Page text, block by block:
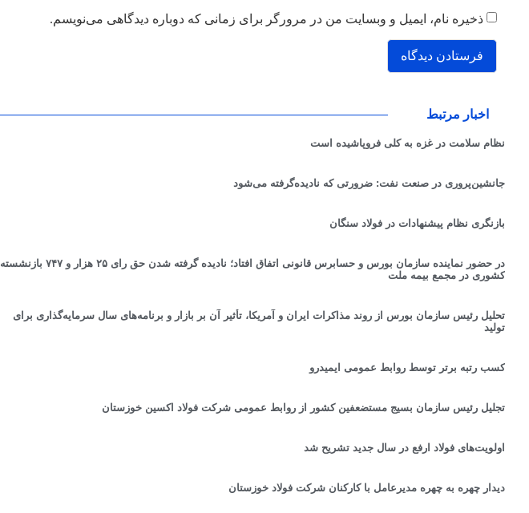
ذخیره نام، ایمیل و وبسایت من در مرورگر برای زمانی که دوباره دیدگاهی می‌نویسم.
اخبار مرتبط
نظام سلامت در غزه به کلی فروپاشیده است
جانشین‌پروری در صنعت نفت: ضرورتی که نادیده‌گرفته می‌شود
بازنگری نظام پیشنهادات در فولاد سنگان
در حضور نماینده سازمان بورس و حسابرس قانونی اتفاق افتاد؛ نادیده گرفته شدن حق رای ۲۵ هزار و ۷۴۷ بازنشسته
کشوری در مجمع بیمه ملت
تحلیل رئیس سازمان بورس از روند مذاکرات ایران و آمریکا، تأثیر آن بر بازار و برنامه‌های سال سرمایه‌گذاری برای
تولید
کسب رتبه برتر توسط روابط عمومی ایمیدرو
تجلیل رئیس سازمان بسیج مستضعفین کشور از روابط عمومی شرکت فولاد اکسین خوزستان
اولویت‌های فولاد ارفع در سال جدید تشریح شد
دیدار چهره به چهره مدیرعامل با کارکنان شرکت فولاد خوزستان